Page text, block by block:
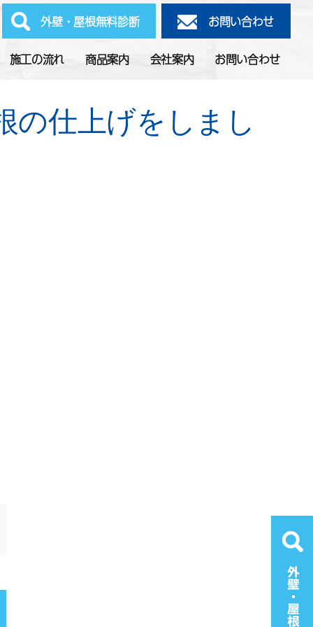
施工の流れ 商品案内 会社案内 お問い合わせ
外壁・屋根無料診断 お問い合わせ
の仕上げをしまし